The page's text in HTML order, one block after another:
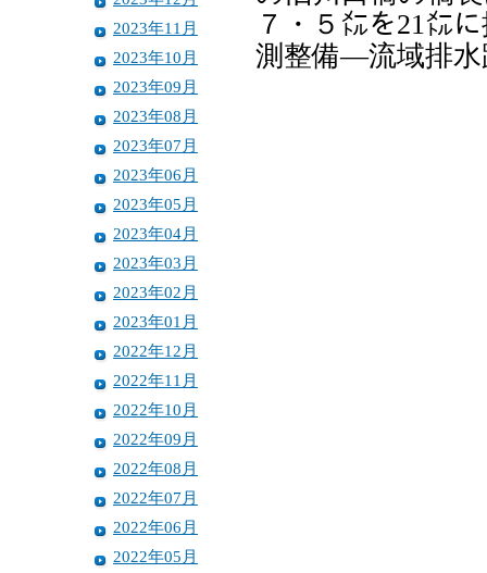
2023年11月
2023年10月
2023年09月
2023年08月
2023年07月
2023年06月
2023年05月
2023年04月
2023年03月
2023年02月
2023年01月
2022年12月
2022年11月
2022年10月
2022年09月
2022年08月
2022年07月
2022年06月
2022年05月
７・５㍍を21㍍
測整備―流域排水